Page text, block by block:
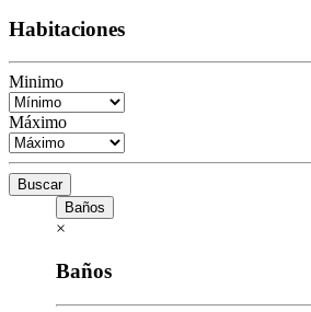
Habitaciones
Minimo
Máximo
Buscar
Baños
×
Baños